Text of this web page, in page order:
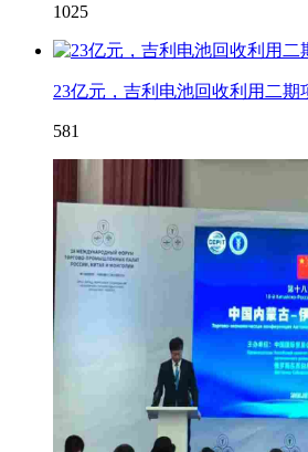
1025
23亿元，吉利电池回收利用二期
581